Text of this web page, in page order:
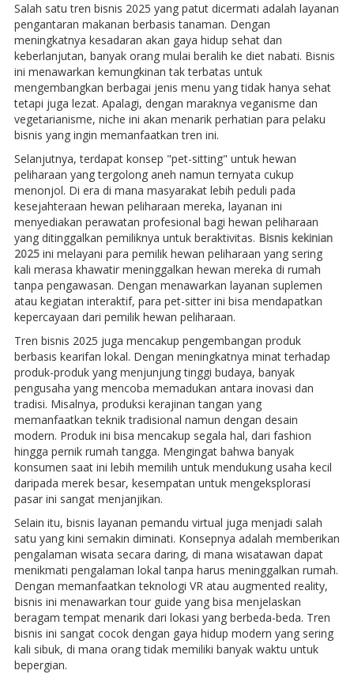
Salah satu tren bisnis 2025 yang patut dicermati adalah layanan
pengantaran makanan berbasis tanaman. Dengan
meningkatnya kesadaran akan gaya hidup sehat dan
keberlanjutan, banyak orang mulai beralih ke diet nabati. Bisnis
ini menawarkan kemungkinan tak terbatas untuk
mengembangkan berbagai jenis menu yang tidak hanya sehat
tetapi juga lezat. Apalagi, dengan maraknya veganisme dan
vegetarianisme, niche ini akan menarik perhatian para pelaku
bisnis yang ingin memanfaatkan tren ini.
Selanjutnya, terdapat konsep "pet-sitting" untuk hewan
peliharaan yang tergolong aneh namun ternyata cukup
menonjol. Di era di mana masyarakat lebih peduli pada
kesejahteraan hewan peliharaan mereka, layanan ini
menyediakan perawatan profesional bagi hewan peliharaan
yang ditinggalkan pemiliknya untuk beraktivitas. Bisnis kekinian
2025ini melayani para pemilik hewan peliharaan yang sering
kali merasa khawatir meninggalkan hewan mereka di rumah
tanpa pengawasan. Dengan menawarkan layanan suplemen
atau kegiatan interaktif, para pet-sitter ini bisa mendapatkan
kepercayaan dari pemilik hewan peliharaan.
Tren bisnis 2025 juga mencakup pengembangan produk
berbasis kearifan lokal. Dengan meningkatnya minat terhadap
produk-produk yang menjunjung tinggi budaya, banyak
pengusaha yang mencoba memadukan antara inovasi dan
tradisi. Misalnya, produksi kerajinan tangan yang
memanfaatkan teknik tradisional namun dengan desain
modern. Produk ini bisa mencakup segala hal, dari fashion
hingga pernik rumah tangga. Mengingat bahwa banyak
konsumen saat ini lebih memilih untuk mendukung usaha kecil
daripada merek besar, kesempatan untuk mengeksplorasi
pasar ini sangat menjanjikan.
Selain itu, bisnis layanan pemandu virtual juga menjadi salah
satu yang kini semakin diminati. Konsepnya adalah memberikan
pengalaman wisata secara daring, di mana wisatawan dapat
menikmati pengalaman lokal tanpa harus meninggalkan rumah.
Dengan memanfaatkan teknologi VR atau augmented reality,
bisnis ini menawarkan tour guide yang bisa menjelaskan
beragam tempat menarik dari lokasi yang berbeda-beda. Tren
bisnis ini sangat cocok dengan gaya hidup modern yang sering
kali sibuk, di mana orang tidak memiliki banyak waktu untuk
bepergian.